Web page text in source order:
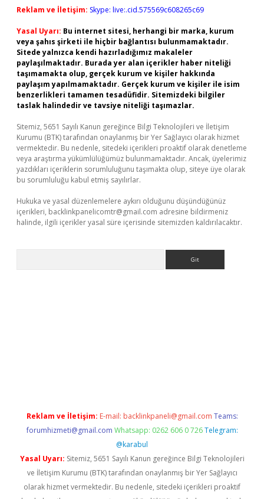
Reklam ve İletişim: Skype: live:.cid.575569c608265c69
Yasal Uyarı: Bu internet sitesi, herhangi bir marka, kurum
veya şahıs şirketi ile hiçbir bağlantısı bulunmamaktadır.
Sitede yalnızca kendi hazırladığımız makaleler
paylaşılmaktadır. Burada yer alan içerikler haber niteliği
taşımamakta olup, gerçek kurum ve kişiler hakkında
paylaşım yapılmamaktadır. Gerçek kurum ve kişiler ile isim
benzerlikleri tamamen tesadüfidir. Sitemizdeki bilgiler
taslak halindedir ve tavsiye niteliği taşımazlar.
Sitemiz, 5651 Sayılı Kanun gereğince Bilgi Teknolojileri ve İletişim
Kurumu (BTK) tarafından onaylanmış bir Yer Sağlayıcı olarak hizmet
vermektedir. Bu nedenle, sitedeki içerikleri proaktif olarak denetleme
veya araştırma yükümlülüğümüz bulunmamaktadır. Ancak, üyelerimiz
yazdıkları içeriklerin sorumluluğunu taşımakta olup, siteye üye olarak
bu sorumluluğu kabul etmiş sayılırlar.
Hukuka ve yasal düzenlemelere aykırı olduğunu düşündüğünüz
içerikleri, backlinkpanelicomtr@gmail.com adresine bildirmeniz
halinde, ilgili içerikler yasal süre içerisinde sitemizden kaldırılacaktır.
Reklam ve İletişim: E-mail: backlinkpaneli@gmail.com Teams:
forumhizmeti@gmail.com Whatsapp: 0262 606 0 726 Telegram:
@karabul
Yasal Uyarı: Sitemiz, 5651 Sayılı Kanun gereğince Bilgi Teknolojileri
ve İletişim Kurumu (BTK) tarafından onaylanmış bir Yer Sağlayıcı
olarak hizmet vermektedir. Bu nedenle, sitedeki içerikleri proaktif